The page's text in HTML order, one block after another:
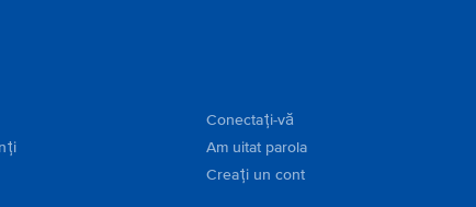
Conectați-vă
Am uitat parola
Creați un cont